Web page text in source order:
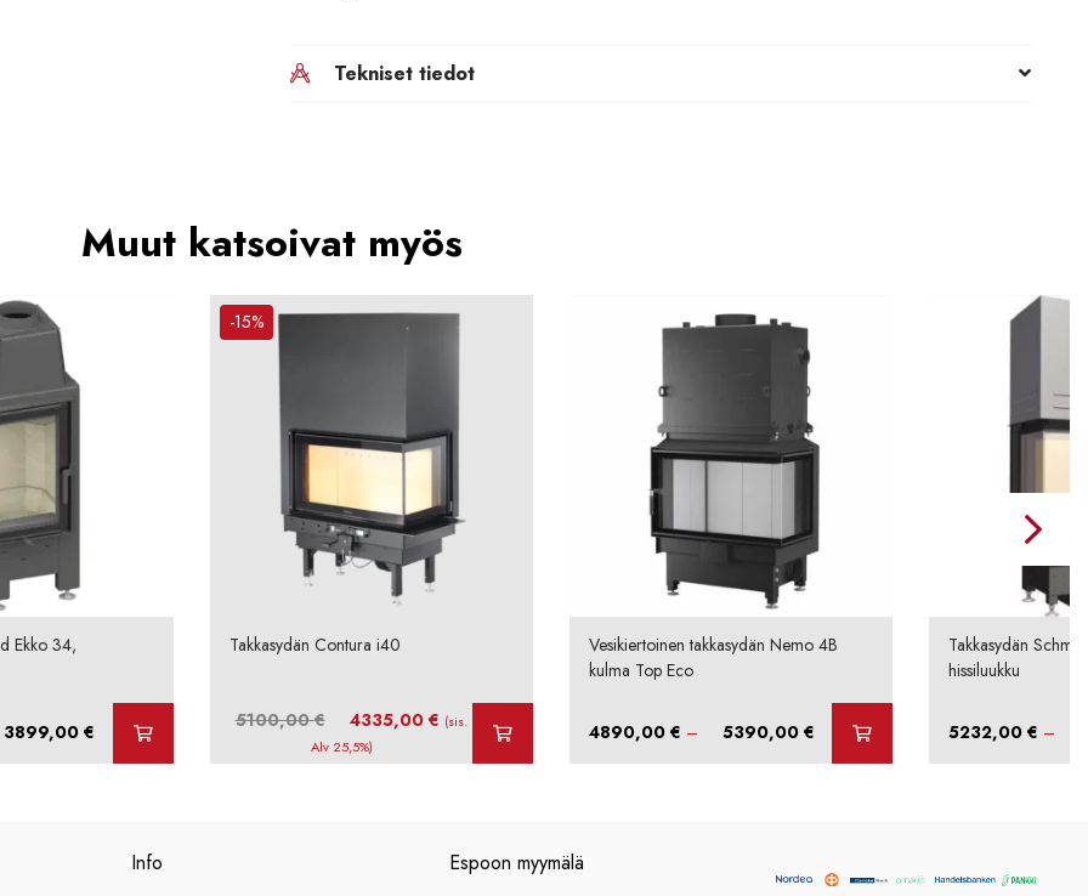
Tekniset tiedot
Muut katsoivat myös
Ekko 34,
3899,00 €Hintaluokka:
-15%
Takkasydän Contura i40
5100,00€
Alkuperäinen
hinta
oli:
4335,00 €Nykyinen
on:
(sis.
Alv 25,5%)
Vesikiertoinen takkasydän Nemo 4B
kulma Top Eco
4890,00 € – 5390,00 €Hintaluokka:
Takkasydän
hissiluukku
5232,00 € –
Info Espoon myymälä